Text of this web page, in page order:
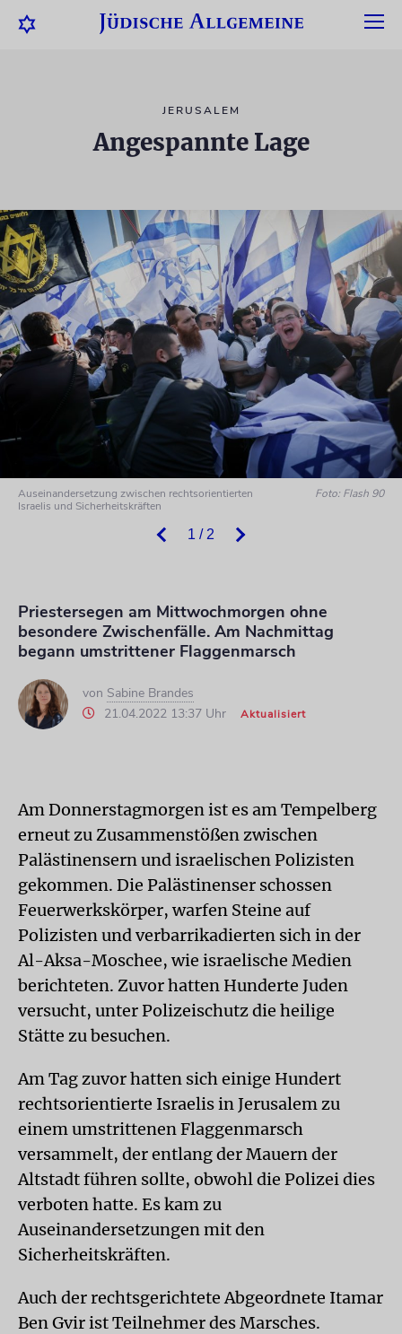
JERUSALEM
Angespannte Lage
1 / 2
Auseinandersetzung zwischen rechtsorientierten
Israelis und Sicherheitskräften
Foto: Flash 90
Priestersegen am Mittwochmorgen ohne
besondere Zwischenfälle. Am Nachmittag
begann umstrittener Flaggenmarsch
von Sabine Brandes
21.04.2022 13:37 Uhr
Aktualisiert
Am Donnerstagmorgen ist es am Tempelberg
erneut zu Zusammenstößen zwischen
Palästinensern und israelischen Polizisten
gekommen. Die Palästinenser schossen
Feuerwerkskörper, warfen Steine auf
Polizisten und verbarrikadierten sich in der
Al-Aksa-Moschee, wie israelische Medien
berichteten. Zuvor hatten Hunderte Juden
versucht, unter Polizeischutz die heilige
Stätte zu besuchen.
Am Tag zuvor hatten sich einige Hundert
rechtsorientierte Israelis in Jerusalem zu
einem umstrittenen Flaggenmarsch
versammelt, der entlang der Mauern der
Altstadt führen sollte, obwohl die Polizei dies
verboten hatte. Es kam zu
Auseinandersetzungen mit den
Sicherheitskräften.
Auch der rechtsgerichtete Abgeordnete Itamar
Ben Gvir ist Teilnehmer des Marsches.